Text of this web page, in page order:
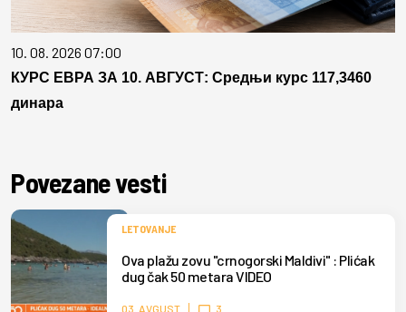
10. 08. 2026 07:00
КУРС ЕВРА ЗА 10. АВГУСТ: Средњи курс 117,3460
динара
Povezane vesti
LETOVANJE
Ova plažu zovu "crnogorski Maldivi" : Plićak
dug čak 50 metara VIDEO
03. AVGUST 3